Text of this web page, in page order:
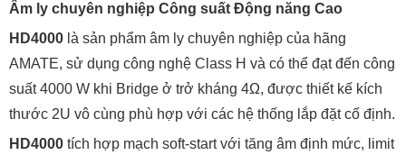
Âm ly chuyên nghiệp Công suất Động năng Cao
HD4000 là sản phẩm âm ly chuyên nghiệp của hãng
AMATE, sử dụng công nghệ Class H và có thể đạt đến công
suất 4000 W khi Bridge ở trở kháng 4Ω, được thiết kế kích
thước 2U vô cùng phù hợp với các hệ thống lắp đặt cố định.
HD4000 tích hợp mạch soft-start với tăng âm định mức, limit